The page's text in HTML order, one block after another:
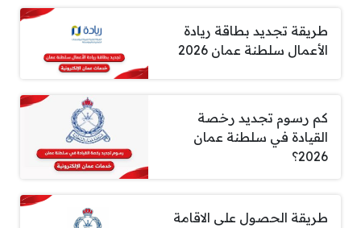
طريقة تجديد بطاقة ريادة
الأعمال سلطنة عمان 2026
كم رسوم تجديد رخصة
القيادة في سلطنة عمان
2026؟
طريقة الحصول على الاقامة